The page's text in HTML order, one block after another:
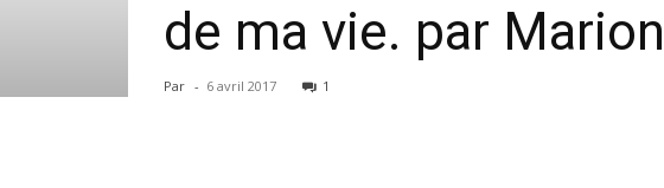
de ma vie. par
Par - 6 avril 2017 1